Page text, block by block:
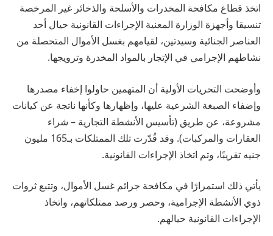
اتخذ قطاع مكافحة المخدرات والأسلحة والذخائر غير المرخصة
تنسيقا وأجهزة الوزارة المعنية الإجراءات القانونية حيال أحد
العناصر الجنائية وسيدتين، لقيامهم بغسل الأموال المتحصلة من
نشاطهم الإجرامي في الإتجار بالمواد المخدرة وترويجها.
وأوضحت التحريات الأولية أن المتهمين حاولوا إخفاء مصدرها
وإضفاء الصبغة الشرعية عليها، وإظهارها وكأنها ناتجة عن كيانات
مشروعة، عن طريق (تأسيس الأنشطة التجارية – شراء
العقارات والمركبات). وقد قُدّرت تلك الممتلكات بـ165 مليون
جنيه تقريبًا، وتم اتخاذ الإجراءات القانونية.
يأتي ذلك استمرارًا في مكافحة جرائم غسل الأموال، وتتبع ثروات
ذوي الأنشطة الإجرامية، وحصر ورصد ممتلكاتهم، واتخاذ
الإجراءات القانونية حيالهم.